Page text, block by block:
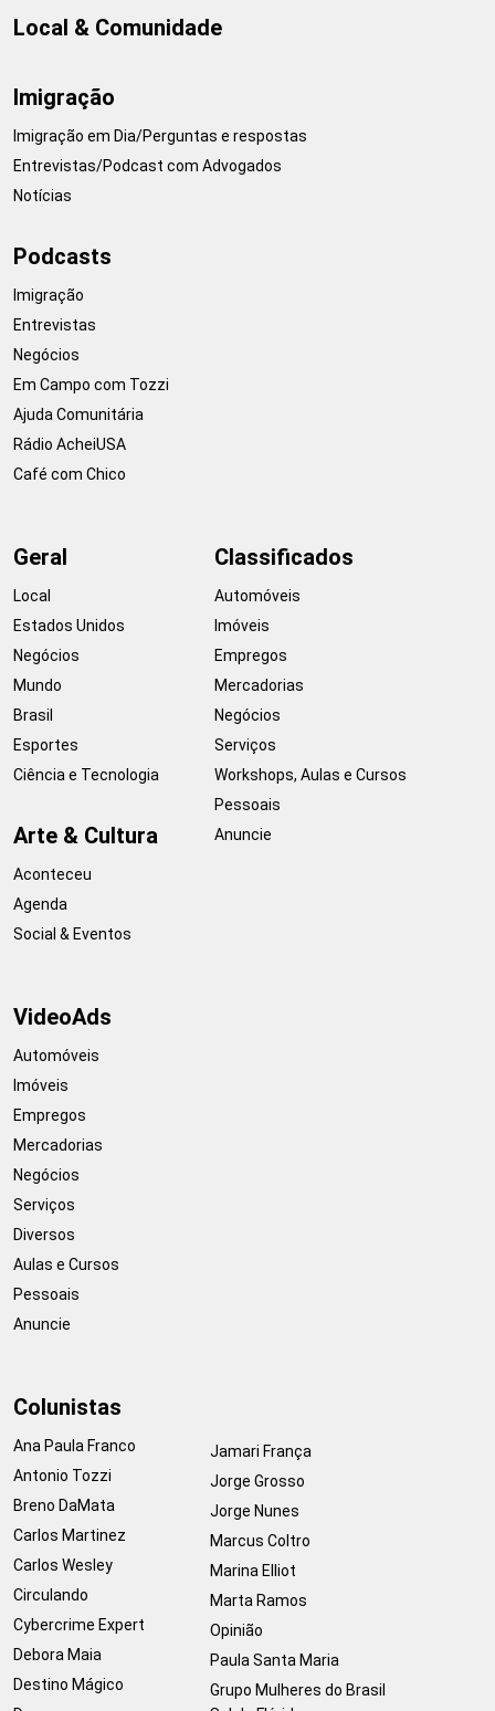
Local & Comunidade
Imigração
Imigração em Dia/Perguntas e respostas
Entrevistas/Podcast com Advogados
Notícias
Podcasts
Imigração
Entrevistas
Negócios
Em Campo com Tozzi
Ajuda Comunitária
Rádio AcheiUSA
Café com Chico
Geral
Local
Estados Unidos
Negócios
Mundo
Brasil
Esportes
Ciência e Tecnologia
Arte & Cultura
Aconteceu
Agenda
Social & Eventos
Classificados
Automóveis
Imóveis
Empregos
Mercadorias
Negócios
Serviços
Workshops, Aulas e Cursos
Pessoais
Anuncie
VideoAds
Automóveis
Imóveis
Empregos
Mercadorias
Negócios
Serviços
Diversos
Aulas e Cursos
Pessoais
Anuncie
Colunistas
Ana Paula Franco
Antonio Tozzi
Breno DaMata
Carlos Martinez
Carlos Wesley
Circulando
Cybercrime Expert
Debora Maia
Destino Mágico
Jamari França
Jorge Grosso
Jorge Nunes
Marcus Coltro
Marina Elliot
Marta Ramos
Opinião
Paula Santa Maria
Grupo Mulheres do Brasil